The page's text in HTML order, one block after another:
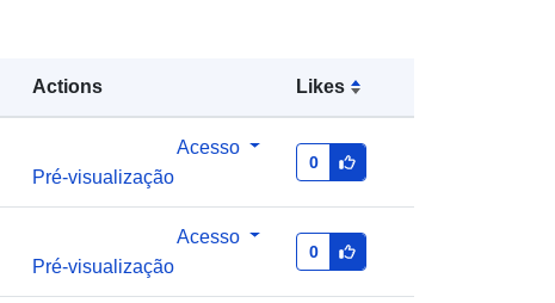
Actions Likes
Acesso
Pré-visualização
0
Acesso
Pré-visualização
0
Correio eletrónico:
mailto:statbel@economie.fgov.be
https://statbel.fgov.be/fr
https://statbel.fgov.be/nl
https://statbel.fgov.be/en
https://statbel.fgov.be/de
Acrescentado à data.europa.eu: 14